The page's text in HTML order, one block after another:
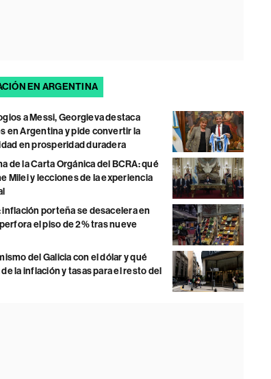
EN ARGENTINA
a Messi, Georgieva destaca
en Argentina y pide convertir la
en prosperidad duradera
de la Carta Orgánica del BCRA: qué
Milei y lecciones de la experiencia
inflación porteña se desacelera en
el piso de 2% tras nueve
del Galicia con el dólar y qué
la inflación y tasas para el resto del